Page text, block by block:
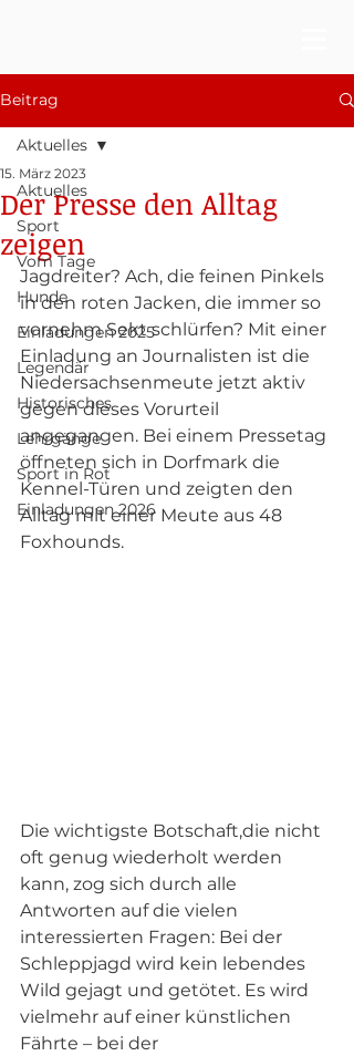
Beitrag
Aktuelles
Sport
Vom Tage
Hunde
Einladungen 2025
Legendär
Historisches
Lehrgänge
Sport in Rot
Einladungen 2026
Aktuelles
Der Presse den Alltag
zeigen
15. März 2023
Jagdreiter? Ach, die feinen Pinkels
in den roten Jacken, die immer so
vornehm Sekt schlürfen? Mit einer
Einladung an Journalisten ist die
Niedersachsenmeute jetzt aktiv
gegen dieses Vorurteil
angegangen. Bei einem Pressetag
öffneten sich in Dorfmark die
Kennel-Türen und zeigten den
Alltag mit einer Meute aus 48
Foxhounds.
Die wichtigste Botschaft,die nicht
oft genug wiederholt werden
kann, zog sich durch alle
Antworten auf die vielen
interessierten Fragen: Bei der
Schleppjagd wird kein lebendes
Wild gejagt und getötet. Es wird
vielmehr auf einer künstlichen
Fährte – bei der